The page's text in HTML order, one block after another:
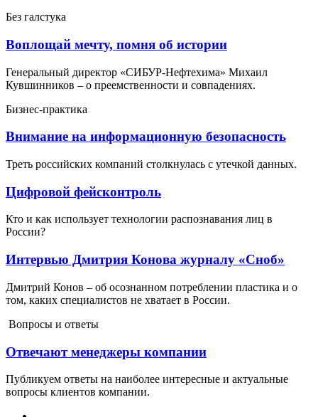
Без галстука
Воплощай мечту, помня об истории
Генеральный директор «СИБУР-Нефтехима» Михаил
Кувшинников – о преемственности и совпадениях.
Бизнес-практика
Внимание на информационную безопасность
Треть российских компаний столкнулась с утечкой данных.
Цифровой фейсконтроль
Кто и как использует технологии распознавания лиц в
России?
Интервью Дмитрия Конова журналу «Сноб»
Дмитрий Конов – об осознанном потреблении пластика и о
том, каких специалистов не хватает в России.
Вопросы и ответы
Отвечают менеджеры компании
Публикуем ответы на наиболее интересные и актуальные
вопросы клиентов компании.